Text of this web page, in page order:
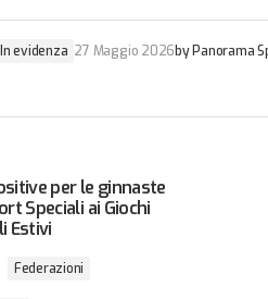
In evidenza 27 Maggio 2026byPanorama
per le ginnaste
Speciali ai Giochi
Estivi
Federazioni